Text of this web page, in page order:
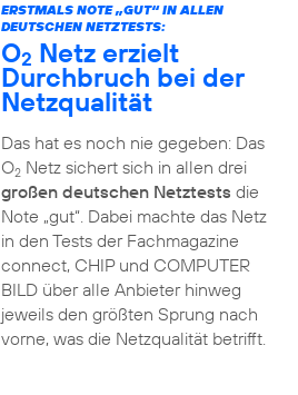
ERSTMALS NOTE „GUT“ IN ALLEN
DEUTSCHEN NETZTESTS:
O2 Netz erzielt
Durchbruch bei der
Netzqualität
Das hat es noch nie gegeben: Das
O2Netz sichert sich in allen drei
großen deutschen Netztests die
Note „gut“. Dabei machte das Netz
in den Tests der Fachmagazine
connect, CHIP und COMPUTER
BILD über alle Anbieter hinweg
jeweils den größten Sprung nach
vorne, was die Netzqualität betrifft.